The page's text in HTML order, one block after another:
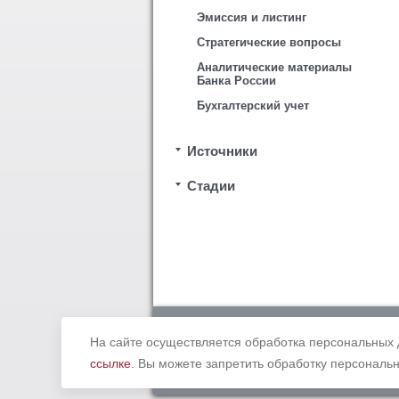
Эмиссия и листинг
Стратегические вопросы
Аналитические материалы
Банка России
Бухгалтерский учет
Источники
Стадии
законодательством Российской Федерации.
На сайте осуществляется обработка
ссылке. Вы можете запретить обработку